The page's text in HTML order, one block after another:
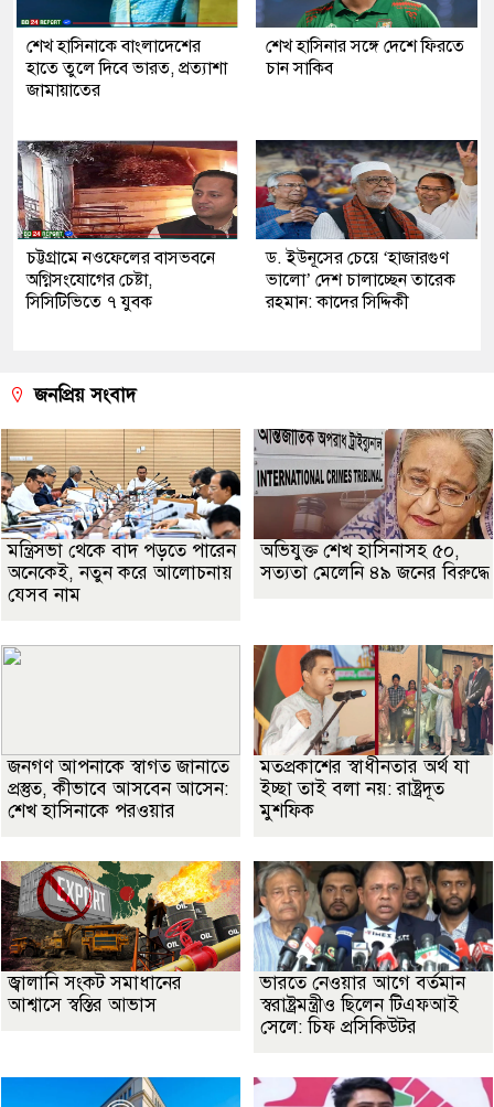
শেখ হাসিনাকে বাংলাদেশের
হাতে তুলে দিবে ভারত, প্রত্যাশা
জামায়াতের
শেখ হাসিনার সঙ্গে দেশে ফিরতে
চান সাকিব
চট্টগ্রামে নওফেলের বাসভবনে
অগ্নিসংযোগের চেষ্টা,
সিসিটিভিতে ৭ যুবক
ড. ইউনূসের চেয়ে ‘হাজারগুণ
ভালো’ দেশ চালাচ্ছেন তারেক
রহমান: কাদের সিদ্দিকী
জনপ্রিয় সংবাদ
মন্ত্রিসভা থেকে বাদ পড়তে পারেন
অনেকেই, নতুন করে আলোচনায়
যেসব নাম
অভিযুক্ত শেখ হাসিনাসহ ৫০,
সত্যতা মেলেনি ৪৯ জনের বিরুদ্ধে
জনগণ আপনাকে স্বাগত জানাতে
প্রস্তুত, কীভাবে আসবেন আসেন:
শেখ হাসিনাকে পরওয়ার
মতপ্রকাশের স্বাধীনতার অর্থ যা
ইচ্ছা তাই বলা নয়: রাষ্ট্রদূত
মুশফিক
জ্বালানি সংকট সমাধানের
আশ্বাসে স্বস্তির আভাস
ভারতে নেওয়ার আগে বর্তমান
স্বরাষ্ট্রমন্ত্রীও ছিলেন টিএফআই
সেলে: চিফ প্রসিকিউটর